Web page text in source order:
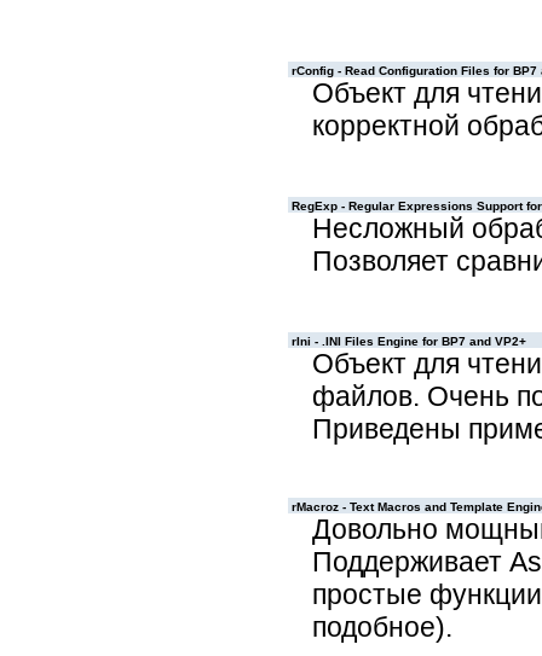
rConfig - Read Configuration Files for BP7
Объект для
корректной
RegExp - Regular Expressions Support
Несложный
Позволяет
rIni - .INI Files Engine for BP7 and VP2+
Объект для
файлов. Очень
Приведены
rMacroz - Text Macros and Template
Довольно
Поддерживает
простые
подобное).